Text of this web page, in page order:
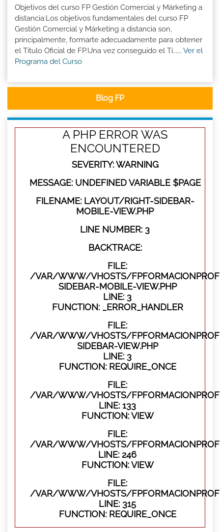
Objetivos del curso FP Gestión Comercial y Márketing a
distancia:Los objetivos fundamentales del curso FP
Gestión Comercial y Márketing a distancia son,
principalmente, formarte adecuadamente para obtener
el Titulo Oficial de FP.Una vez conseguido el Tí...... Ver el
Programa del Curso
Blog FP
A PHP ERROR WAS
ENCOUNTERED
SEVERITY: WARNING
MESSAGE: UNDEFINED VARIABLE $PAGE
FILENAME: LAYOUT/RIGHT-SIDEBAR-
MOBILE-VIEW.PHP
LINE NUMBER: 3
BACKTRACE:
FILE:
/VAR/WWW/VHOSTS/
SIDEBAR-MOBILE-VIEW.PHP
LINE: 3
FUNCTION: _ERROR_HANDLER
FILE:
/VAR/WWW/VHOSTS/
SIDEBAR-VIEW.PHP
LINE: 3
FUNCTION: REQUIRE_ONCE
FILE:
/VAR/WWW/VHOSTS/
LINE: 133
FUNCTION: VIEW
FILE:
/VAR/WWW/VHOSTS/
LINE: 246
FUNCTION: VIEW
FILE:
/VAR/WWW/VHOSTS/
LINE: 315
FUNCTION: REQUIRE_ONCE